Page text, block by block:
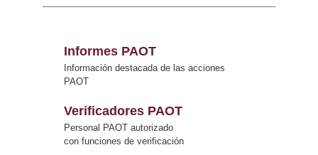
Informes PAOT
Información destacada de las acciones
PAOT
Verificadores PAOT
Personal PAOT autorizado
con funciones de verificación